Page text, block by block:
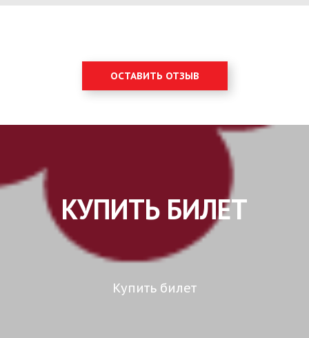
ОСТАВИТЬ ОТЗЫВ
КУПИТЬ БИЛЕТ
Купить билет